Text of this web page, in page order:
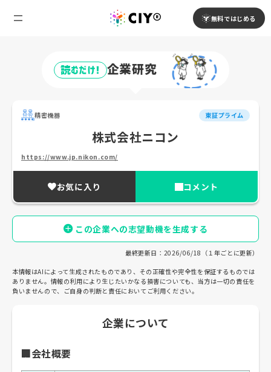
無料ではじめる
読むだけ! 企業研究
精密機器 東証プライム
株式会社ニコン
https://www.jp.nikon.com/
お気に入り コメント
この企業への志望動機を生成する
最終更新日：2026/06/18（１年ごとに更新）
本情報はAIによって生成されたものであり、その正確性や完全性を保証するものでは
ありません。情報の利用により生じたいかなる損害についても、当方は一切の責任を
負いませんので、ご自身の判断と責任においてご利用ください。
企業について
🏢会社概要